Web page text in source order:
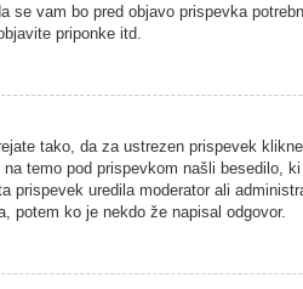
vam bo pred objavo prispevka
priponke itd.
tako, da za ustrezen prispevek
temo pod prispevkom našli besedilo,
uredila moderator ali
potem ko je nekdo že napisal odgovor.